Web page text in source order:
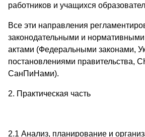
работников и учащихся
Все эти направления
законодательными и
актами (Федеральными законами,
постановлениями правительства,
СанПиНами).
2. Практическая часть
2.1 Анализ, планирование и